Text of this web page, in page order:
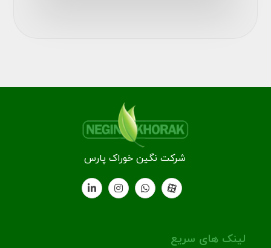
شرکت نگین خوراک پارس
لینک های سریع